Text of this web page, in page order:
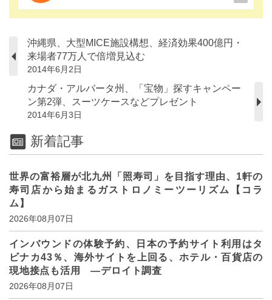
沖縄県、大型MICE施設構想、経済効果400億円・
来場者77万人で倍増見込む
2014年6月2日
カナダ・アルバータ州、「宝物」探すキャンペー
ン第2弾、スーツケースなどプレゼント
2014年6月3日
新着記事
世界の富裕層が北九州「照寿司」を目指す理由、1軒の
寿司店から始まるガストロノミーツーリズム【コラ
ム】
2026年08月07日
インバウンドの体験予約、日本の予約サイト利用はタ
ビナカ43％、海外サイトを上回る、ホテル・百貨店の
現地接点も活用 ―デロイト調査
2026年08月07日